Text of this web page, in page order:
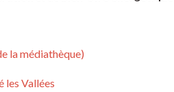
la médiathèque)
les Vallées